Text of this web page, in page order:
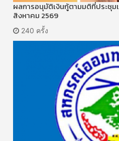
ผลการอนุมัติเงินกู้ตามมติที่ประชุ
สิงหาคม 2569
240 ครั้ง